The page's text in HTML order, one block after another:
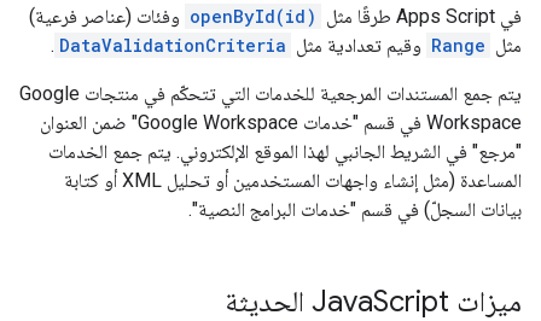
في Apps Script طرقًا مثل
openById(id) وفئات (عناصر فرعية)
مثل Range وقيم تعدادية مثل DataValidationCriteria
.
يتم جمع المستندات المرجعية للخدمات التي تتحكّم في منتجات Google
Workspace في قسم "خدمات Google Workspace" ضمن العنوان
"مرجع" في الشريط الجانبي لهذا الموقع الإلكتروني. يتم جمع الخدمات
المساعدة (مثل إنشاء واجهات المستخدمين أو تحليل XML أو كتابة
بيانات السجلّ) في قسم "خدمات البرامج النصية".
ميزات Java Script الحديثة